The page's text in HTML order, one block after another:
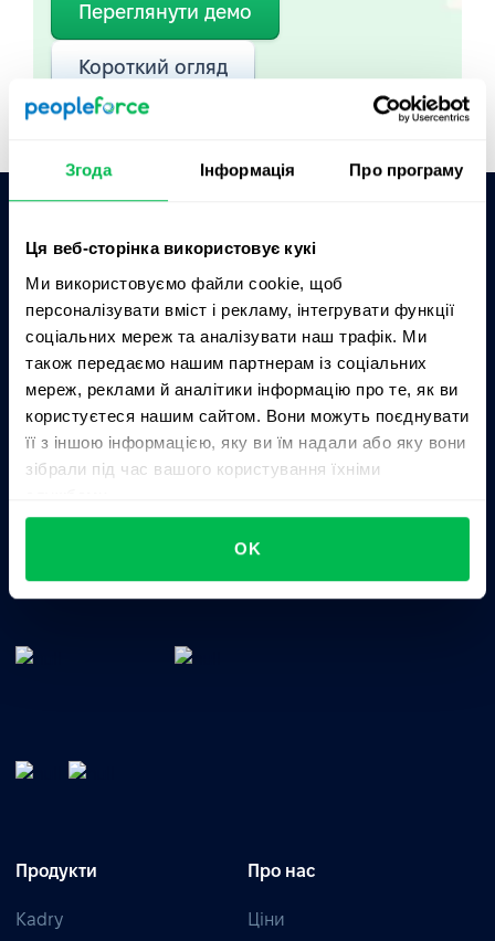
Згода Інформація Про програму
Ця веб-сторінка використовує кукі
Ми використовуємо файли cookie, щоб
персоналізувати вміст і рекламу, інтегрувати функції
соціальних мереж та аналізувати наш трафік. Ми
також передаємо нашим партнерам із соціальних
мереж, реклами й аналітики інформацію про те, як ви
користуєтеся нашим сайтом. Вони можуть поєднувати
її з іншою інформацією, яку ви їм надали або яку вони
зібрали під час вашого користування їхніми
OK
Переглянути демо
Короткий огляд
Запитати AI про PeopleForce:
ChatGPT
Claude Perplexity
Business driven. People focused.
Цілісне HRM-рішення для управління талантами,
часом, ефективністю та культурою компанії.
Продукти
Kadry
Про нас
Ціни